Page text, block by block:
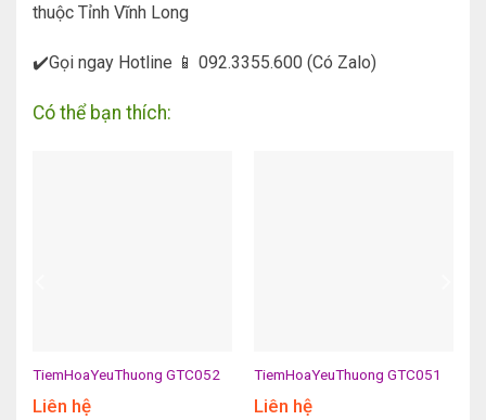
thuộc Tỉnh Vĩnh Long
✔️Gọi ngay Hotline 📱 092.3355.600 (Có Zalo)
Có thể bạn thích:
TiemHoaYeuThuong GTC052
Liên hệ
TiemHoaYeuThuong GTC051
Liên hệ